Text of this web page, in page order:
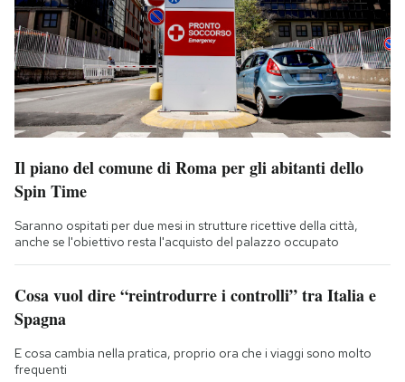
Il piano del comune di Roma per gli abitanti dello
Spin Time
Saranno ospitati per due mesi in strutture ricettive della città,
anche se l'obiettivo resta l'acquisto del palazzo occupato
Cosa vuol dire “reintrodurre i controlli” tra Italia e
Spagna
E cosa cambia nella pratica, proprio ora che i viaggi sono molto
frequenti